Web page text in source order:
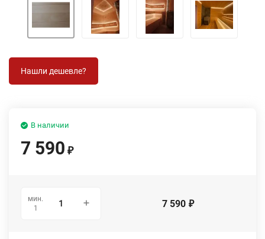
В наличии
7 590 ₽
мин.
1
7 590 ₽